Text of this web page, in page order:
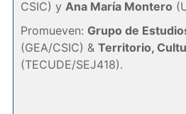
CSIC) y Ana María Montero
Promueven: Grupo de
(GEA/CSIC) & Territorio,
(TECUDE/SEJ418).